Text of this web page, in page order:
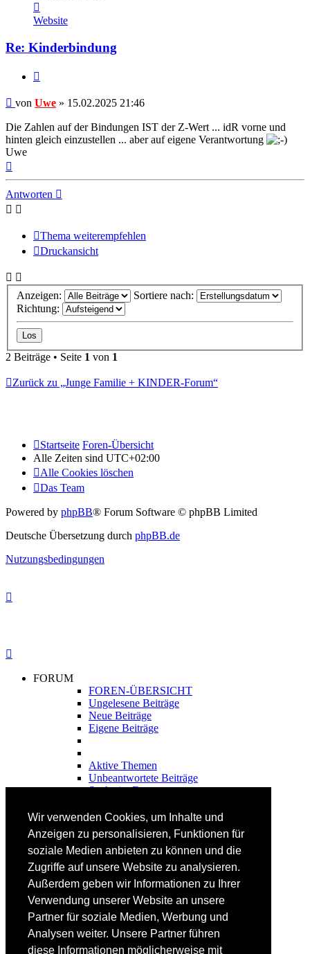
Wir verwenden Cookies, um Inhalte und
Anzeigen zu personalisieren, Funktionen für
soziale Medien anbieten zu können und die
Zugriffe auf unsere Website zu analysieren.
Außerdem geben wir Informationen zu Ihrer
Verwendung unserer Website an unsere
Partner für soziale Medien, Werbung und
Analysen weiter. Unsere Partner führen
diese Informationen möglicherweise mit
von
Uwe
Website
Re: Kinderbindung
Beitrag
von Uwe » 15.02.2025 21:46
Die Zahlen auf der Bindungen IST der Z-Wert ... idR vorne und
hinten gleich einzustellen ... aber auf eigene Verantwortung
Uwe
Antworten
Thema weiterempfehlen
Druckansicht
Anzeigen:
Sortiere nach:
Richtung:
2 Beiträge • Seite 1 von 1
Zurück zu „Junge Familie + KINDER-Forum“
Startseite Foren-Übersicht
Alle Zeiten sind UTC+02:00
Alle Cookies löschen
Das Team
Powered by phpBB® Forum Software © phpBB Limited
Deutsche Übersetzung durch phpBB.de
Nutzungsbedingungen
FORUM
FOREN-ÜBERSICHT
Ungelesene Beiträge
Neue Beiträge
Eigene Beiträge
Aktive Themen
Unbeantwortete Beiträge
Suche im Forum
FAHRTECHNIK
Fortgeschrittene
Lehrplan
Videoanalyse
SKI
SKITEST
Ski-FAQ
Tipps Ski-Kauf
Ski-Typen